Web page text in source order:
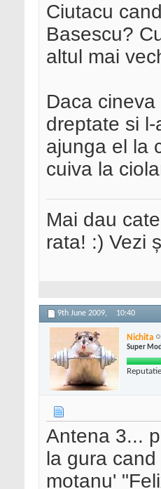
Ciutacu
Basescu?
altul mai
Daca
dreptate si
ajunga el la
cuiva la
Mai dau
rata! :) Vezi
9th June 2009, 10:40
Nichita
Super
Antena 3...
la gura
motanu'